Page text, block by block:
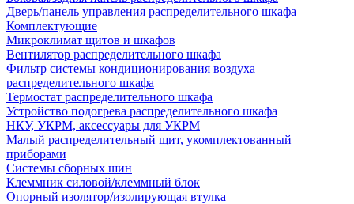
Дверь/панель управления распределительного шкафа
Комплектующие
Микроклимат щитов и шкафов
Вентилятор распределительного шкафа
Фильтр системы кондиционирования воздуха
распределительного шкафа
Термостат распределительного шкафа
Устройство подогрева распределительного шкафа
НКУ, УКРМ, аксессуары для УКРМ
Малый распределительный щит, укомплектованный
приборами
Системы сборных шин
Клеммник силовой/клеммный блок
Опорный изолятор/изолирующая втулка